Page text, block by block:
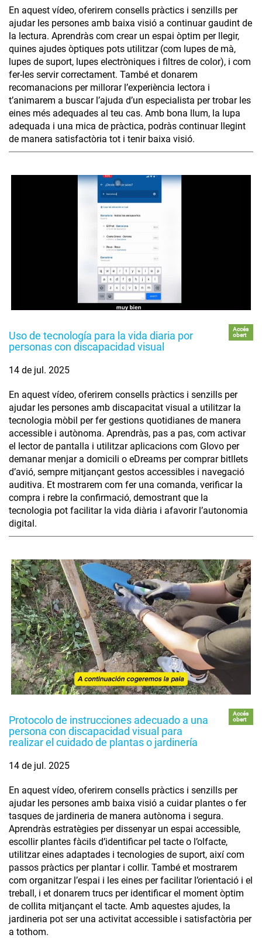
En aquest vídeo, oferirem consells pràctics i senzills per
ajudar les persones amb baixa visió a continuar gaudint de
la lectura. Aprendràs com crear un espai òptim per llegir,
quines ajudes òptiques pots utilitzar (com lupes de mà,
lupes de suport, lupes electròniques i filtres de color), i com
fer-les servir correctament. També et donarem
recomanacions per millorar l’experiència lectora i
t’animarem a buscar l’ajuda d’un especialista per trobar les
eines més adequades al teu cas. Amb bona llum, la lupa
adequada i una mica de pràctica, podràs continuar llegint
de manera satisfactòria tot i tenir baixa visió.
Uso de tecnología para la vida diaria por
personas con discapacidad visual
Accés
obert
14 de jul. 2025
En aquest vídeo, oferirem consells pràctics i senzills per
ajudar les persones amb discapacitat visual a utilitzar la
tecnologia mòbil per fer gestions quotidianes de manera
accessible i autònoma. Aprendràs, pas a pas, com activar
el lector de pantalla i utilitzar aplicacions com Glovo per
demanar menjar a domicili o eDreams per comprar bitllets
d’avió, sempre mitjançant gestos accessibles i navegació
auditiva. Et mostrarem com fer una comanda, verificar la
compra i rebre la confirmació, demostrant que la
tecnologia pot facilitar la vida diària i afavorir l’autonomia
digital.
Protocolo de instrucciones adecuado a una
persona con discapacidad visual para
realizar el cuidado de plantas o jardinería
Accés
obert
14 de jul. 2025
En aquest vídeo, oferirem consells pràctics i senzills per
ajudar les persones amb baixa visió a cuidar plantes o fer
tasques de jardineria de manera autònoma i segura.
Aprendràs estratègies per dissenyar un espai accessible,
escollir plantes fàcils d’identificar pel tacte o l’olfacte,
utilitzar eines adaptades i tecnologies de suport, així com
passos pràctics per plantar i collir. També et mostrarem
com organitzar l’espai i les eines per facilitar l’orientació i el
treball, i et donarem trucs per identificar el moment òptim
de collita mitjançant el tacte. Amb aquestes ajudes, la
jardineria pot ser una activitat accessible i satisfactòria per
a tothom.